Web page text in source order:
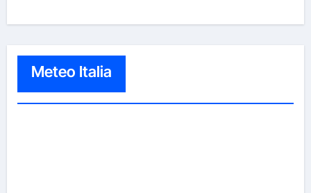
Meteo Italia